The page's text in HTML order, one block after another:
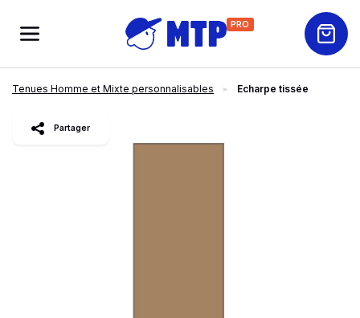
PRO
Tenues Homme et Mixte personnalisables Echarpe tissée
Partager
slide1